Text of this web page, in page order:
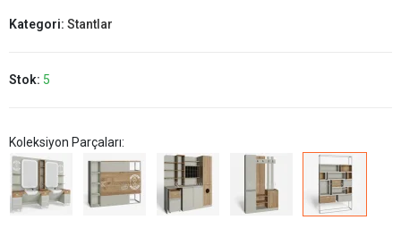
Kategori: Stantlar
Stok: 5
Koleksiyon Parçaları: